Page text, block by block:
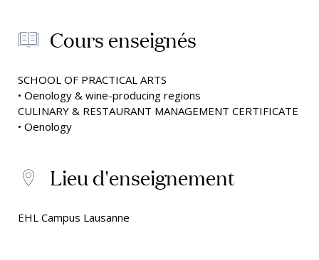
Cours enseignés
SCHOOL OF PRACTICAL ARTS
• Oenology & wine-producing regions
CULINARY & RESTAURANT MANAGEMENT CERTIFICATE
• Oenology
Lieu d'enseignement
EHL Campus Lausanne